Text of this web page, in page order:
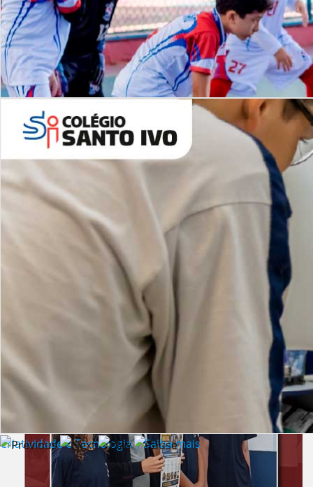
Desafios | Saiba mais
Criatividade e Tecnologia | Saiba mais